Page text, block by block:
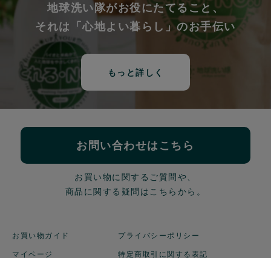
地球洗い隊がお役にたてること、
それは「心地よい暮らし」のお手伝い
もっと詳しく
お問い合わせはこちら
お買い物に関するご質問や、
商品に関する疑問はこちらから。
お買い物ガイド
マイページ
プライバシーポリシー
特定商取引に関する表記